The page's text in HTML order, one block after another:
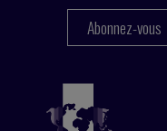
Abonnez-vous